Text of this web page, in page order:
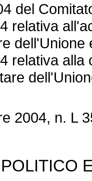
del
relativa
relativa
2004, n. L